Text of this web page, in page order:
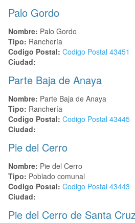
Palo Gordo
Nombre: Palo Gordo
Tipo: Ranchería
Codigo Postal: Codigo Postal 43451
Ciudad:
Parte Baja de Anaya
Nombre: Parte Baja de Anaya
Tipo: Ranchería
Codigo Postal: Codigo Postal 43445
Ciudad:
Pie del Cerro
Nombre: Pie del Cerro
Tipo: Poblado comunal
Codigo Postal: Codigo Postal 43443
Ciudad:
Pie del Cerro de Santa